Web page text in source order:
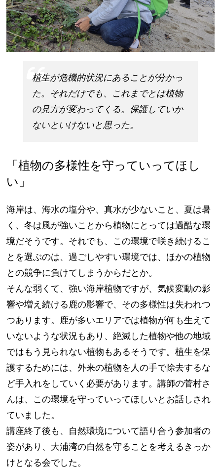
植生が危機的状況にあることが分かっ
た。それだけでも、これまでとは植物
の見方が変わってくる。保護していか
ないといけないと思った。
「植物の多様性を守っていってほし
い」
海岸は、海水の塩分や、真水が少ないこと、夏は暑
く、冬は風が強いことから植物にとっては過酷な環
境だそうです。それでも、この環境で咲き続けるこ
とを選ぶのは、過ごしやすい環境では、ほかの植物
との競争に負けてしまうからだとか。
そんな弱くて、強い海岸植物ですが、気候変動の影
響や増え続ける鹿の影響で、その多様性は失われつ
つあります。鹿が多いエリアでは植物が何も生えて
いないような状況もあり、絶滅した植物や他の地域
ではもう見られない植物もあるそうです。植生を保
護するためには、外来の植物を人の手で除去するな
ど手入れをしていく必要があります。講師の菅村さ
んは、この環境を守っていってほしいとお話しされ
ていました。
講座終了後も、自然環境について語り合う参加者の
姿があり、大浦湾の自然を守ることを考えるきっか
けとなる会でした。